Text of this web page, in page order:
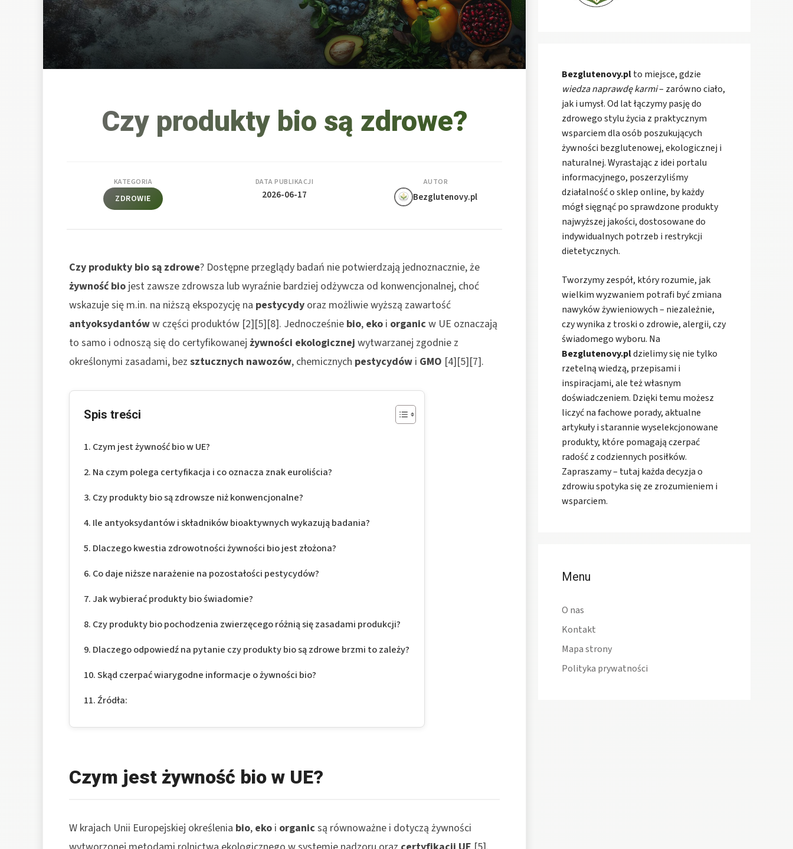
Czy produkty bio są zdrowe?
KATEGORIA
ZDROWIE
DATA PUBLIKACJI
2026-06-17
AUTOR
Bezglutenovy.pl
Czy produkty bio są zdrowe? Dostępne przeglądy badań nie potwierdzają jednoznacznie, że
żywność bio jest zawsze zdrowsza lub wyraźnie bardziej odżywcza od konwencjonalnej, choć
wskazuje się m.in. na niższą ekspozycję na pestycydy oraz możliwie wyższą zawartość
antyoksydantóww części produktów [2][5][8]. Jednocześnie bio, eko i organicw UE oznaczają
to samo i odnoszą się do certyfikowanej żywności ekologicznej wytwarzanej zgodnie z
określonymi zasadami, bez sztucznych nawozów, chemicznych pestycydów i GMO [4][5][7].
Spis treści
Czym jest żywność bio w UE?
Na czym polega certyfikacja i co oznacza znak euroliścia?
Czy produkty bio są zdrowsze niż konwencjonalne?
Ile antyoksydantów i składników bioaktywnych wykazują badania?
Dlaczego kwestia zdrowotności żywności bio jest złożona?
Co daje niższe narażenie na pozostałości pestycydów?
Jak wybierać produkty bio świadomie?
Czy produkty bio pochodzenia zwierzęcego różnią się zasadami produkcji?
Dlaczego odpowiedź na pytanie czy produkty bio są zdrowe brzmi to zależy?
Skąd czerpać wiarygodne informacje o żywności bio?
Źródła:
Czym jest żywność bio w UE?
W krajach Unii Europejskiej określenia bio, eko i organicsą równoważne i dotyczą żywności
Bezglutenovy.plto miejsce, gdzie
wiedza naprawdę karmi– zarówno ciało,
jak i umysł. Od lat łączymy pasję do
zdrowego stylu życia z praktycznym
wsparciem dla osób poszukujących
żywności bezglutenowej, ekologicznej i
naturalnej. Wyrastając z idei portalu
informacyjnego, poszerzyliśmy
działalność o sklep online, by każdy
mógł sięgnąć po sprawdzone produkty
najwyższej jakości, dostosowane do
indywidualnych potrzeb i restrykcji
dietetycznych.
Tworzymy zespół, który rozumie, jak
wielkim wyzwaniem potrafi być zmiana
nawyków żywieniowych – niezależnie,
czy wynika z troski o zdrowie, alergii, czy
świadomego wyboru. Na
Bezglutenovy.pldzielimy się nie tylko
rzetelną wiedzą, przepisami i
inspiracjami, ale też własnym
doświadczeniem. Dzięki temu możesz
liczyć na fachowe porady, aktualne
artykuły i starannie wyselekcjonowane
produkty, które pomagają czerpać
radość z codziennych posiłków.
Zapraszamy – tutaj każda decyzja o
zdrowiu spotyka się ze zrozumieniem i
wsparciem.
Menu
O nas
Kontakt
Mapa strony
Polityka prywatności